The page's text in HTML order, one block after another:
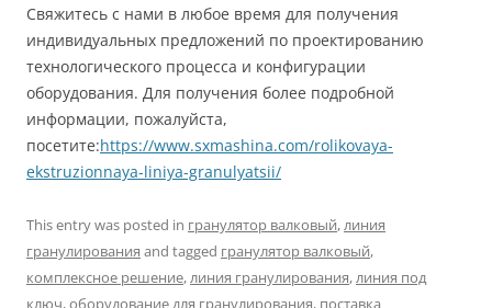
Свяжитесь с нами в любое время для получения
индивидуальных предложений по проектированию
технологического процесса и конфигурации
оборудования. Для получения более подробной
информации, пожалуйста,
посетите:https://www.sxmashina.com/rolikovaya-
ekstruzionnaya-liniya-granulyatsii/
This entry was posted in гранулятор валковый,линия
гранулирования and tagged гранулятор валковый,
комплексное решение,линия гранулирования,линия под
ключ,оборудование для гранулирования, поставка